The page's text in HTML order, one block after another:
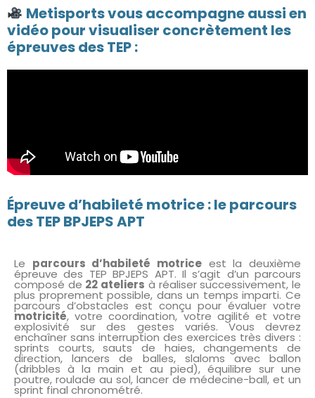
Metisports vous accompagne aussi en
vidéo pour visualiser concrètement les
épreuves des TEP :
Épreuve d’habileté motrice : le parcours
des TEP BPJEPS APT
Le parcours d’habileté motrice est la deuxième
épreuve des TEP BPJEPS APT. Il s’agit d’un parcours
composé de 22 ateliers à réaliser successivement, le
plus proprement possible, dans un temps imparti. Ce
parcours d’obstacles est conçu pour évaluer votre
motricité, votre coordination, votre agilité et votre
explosivité sur des gestes variés. Vous devrez
enchaîner sans interruption des exercices très divers :
sprints courts, sauts de haies, changements de
direction, lancers de balles, slaloms avec ballon
(dribbles à la main et au pied), équilibre sur une
poutre, roulade au sol, lancer de médecine-ball, et un
sprint final chronométré.